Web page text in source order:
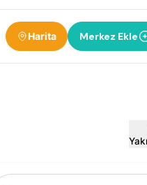
Harita Merkez Ekle